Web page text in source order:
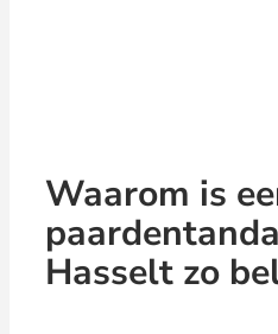
Waarom is
Hasselt zo